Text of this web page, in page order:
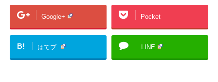
Google+ Pocket
B! はてブ LINE